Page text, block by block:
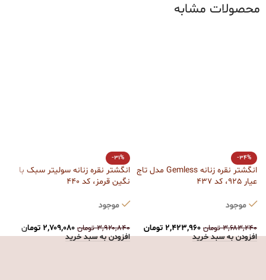
محصولات مشابه
-34%
انگشتر نقره زنانه Gemless مدل تاج
عیار 925، کد 437
موجود
۳,۶۸۳,۲۴۰ تومان ۲,۴۲۳,۹۶۰ تومان
افزودن به سبد خرید
-31%
انگشتر نقره زنانه سولیتر سبک با
نگین قرمز، کد 440
موجود
۳,۹۲۰,۸۴۰ تومان ۲,۷۰۹,۰۸۰ تومان
افزودن به سبد خرید